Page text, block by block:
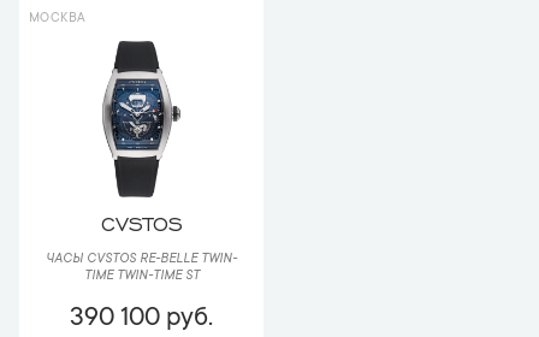
МОСКВА
CVSTOS
ЧАСЫ CVSTOS RE-BELLE TWIN-
TIME TWIN-TIME ST
390 100 руб.